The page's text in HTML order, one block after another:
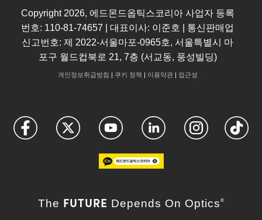
Copyright 2026, 에드몬드옵틱스코리아 사업자 등록
번호: 110-81-74657 | 대표이사: 이준호 | 통신판매업
신고번호: 제 2022-서울마포-0965호, 서울특별시 마
포구 월드컵북로 21, 7층 (서교동, 풍성빌딩)
개인정보취급방침 쿠키 정책 이용약관| 접근성
The FUTURE Depends On Optics ®